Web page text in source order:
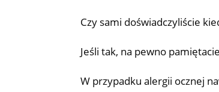
Czy sami doświadczyliście
Jeśli tak, na pewno
W przypadku alergii ocznej